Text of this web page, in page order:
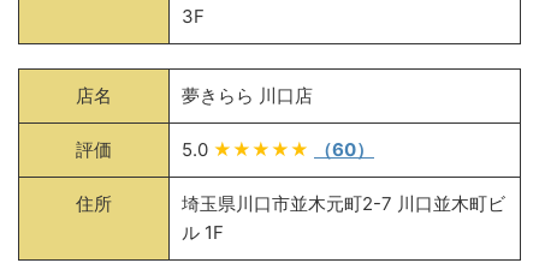
3F
店名 夢きらら 川口店
評価 5.0 ★★★★★ （60）
住所
埼玉県川口市並木元町2-7 川口並木町ビ
ル 1F